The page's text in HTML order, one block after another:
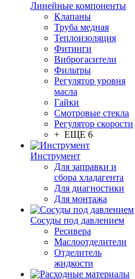
Линейные компоненты
Клапаны
Труба медная
Теплоизоляция
Фитинги
Виброгасители
Фильтры
Регулятор уровня
масла
Гайки
Смотровые стекла
Регулятор скорости
+ ЕЩЕ 6
Инструмент
Для заправки и
сбора хладагента
Для диагностики
Для монтажа
Сосуды под давлением
Ресивера
Маслоотделители
Отделитель
жидкости